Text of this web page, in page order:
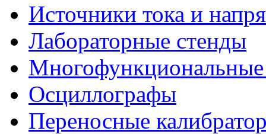
Источники тока и
Лабораторные стенды
Осциллографы
Переносные